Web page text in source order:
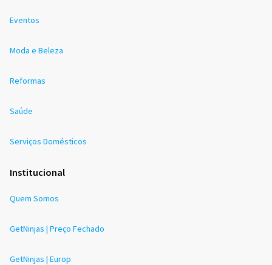
Eventos
Moda e Beleza
Reformas
Saúde
Serviços Domésticos
Institucional
Quem Somos
GetNinjas | Preço Fechado
GetNinjas | Europ